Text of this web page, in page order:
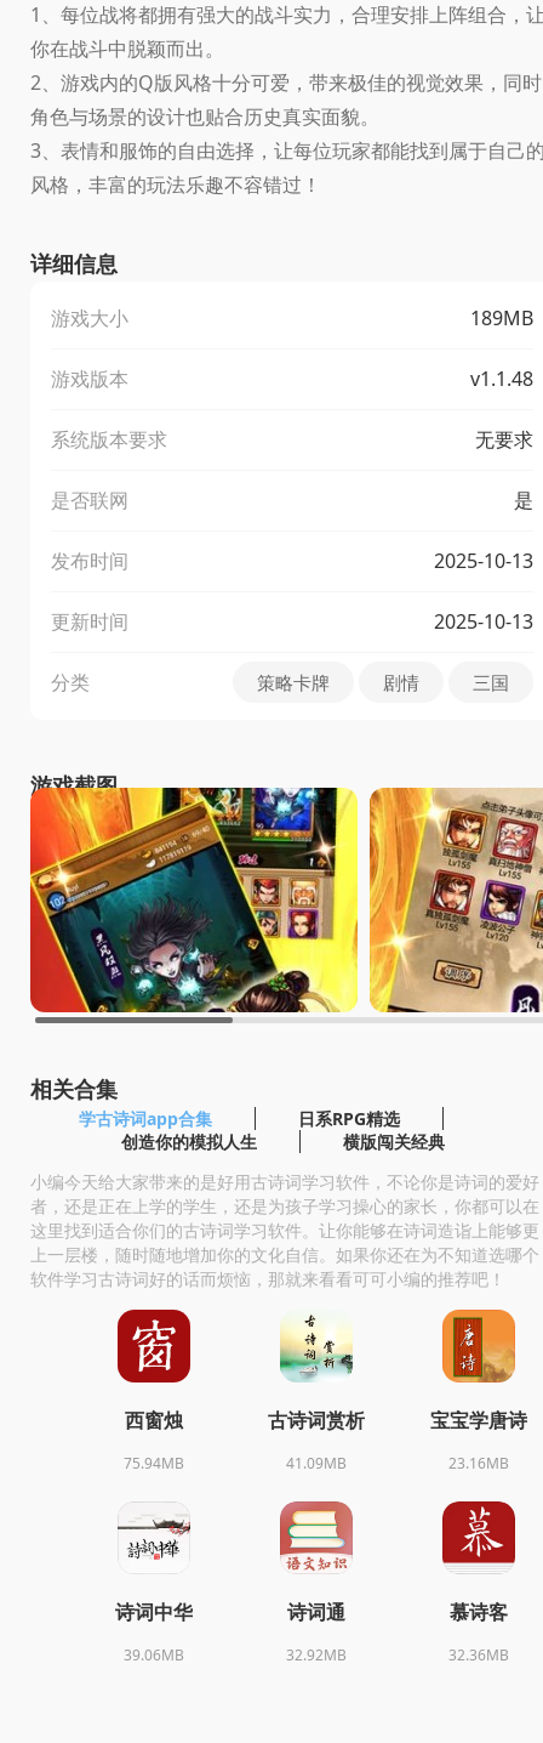
1、每位战将都拥有强大的战斗实力，合理安排上阵组合，
你在战斗中脱颖而出。
2、游戏内的Q版风格十分可爱，带来极佳的视觉效果，同时
角色与场景的设计也贴合历史真实面貌。
3、表情和服饰的自由选择，让每位玩家都能找到属于自己
风格，丰富的玩法乐趣不容错过！
详细信息
游戏大小 189MB
游戏版本 v1.1.48
系统版本要求 无要求
是否联网 是
发布时间 2025-10-13
更新时间 2025-10-13
分类 策略卡牌 剧情 三国
游戏截图
相关合集
学古诗词app合集
日系RPG精选
创造你的模拟人生
横版闯关经典
小编今天给大家带来的是好用古诗词学习软件，不论你是诗词的爱好
者，还是正在上学的学生，还是为孩子学习操心的家长，你都可以在
这里找到适合你们的古诗词学习软件。让你能够在诗词造诣上能够更
上一层楼，随时随地增加你的文化自信。如果你还在为不知道选哪个
软件学习古诗词好的话而烦恼，那就来看看可可小编的推荐吧！
西窗烛
75.94MB
古诗词赏析
41.09MB
宝宝学唐诗
23.16MB
诗词中华
39.06MB
诗词通
32.92MB
慕诗客
32.36MB